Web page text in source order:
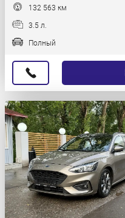
132 563 км
3.5 л.
Полный